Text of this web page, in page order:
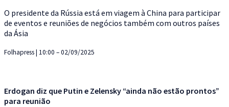
O presidente da Rússia está em viagem à China para participar
de eventos e reuniões de negócios também com outros países
da Ásia
Folhapress | 10:00 – 02/09/2025
Erdogan diz que Putin e Zelensky “ainda não estão prontos”
para reunião